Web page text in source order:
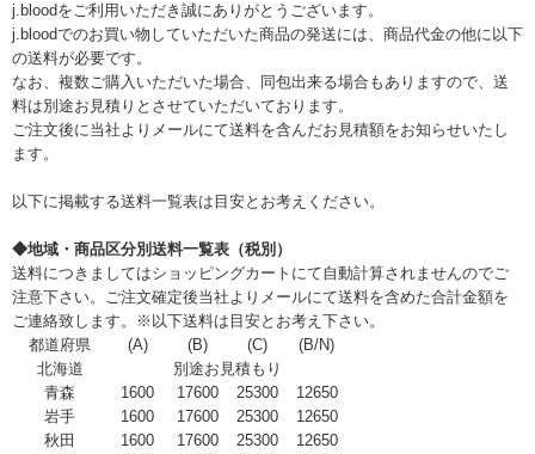
j.bloodをご利用いただき誠にありがとうございます。
j.bloodでのお買い物していただいた商品の発送には、商品代金の他に以下
の送料が必要です。
なお、複数ご購入いただいた場合、同包出来る場合もありますので、送
料は別途お見積りとさせていただいております。
ご注文後に当社よりメールにて送料を含んだお見積額をお知らせいたし
ます。
以下に掲載する送料一覧表は目安とお考えください。
◆地域・商品区分別送料一覧表（税別）
送料につきましてはショッピングカートにて自動計算されませんのでご
注意下さい。ご注文確定後当社よりメールにて送料を含めた合計金額を
ご連絡致します。※以下送料は目安とお考え下さい。
都道府県
(A) (B) (C)
(B/N)
北海道
別途お見積もり
青森
1600 17600 25300
12650
岩手
1600 17600 25300
12650
秋田
1600 17600 25300
12650